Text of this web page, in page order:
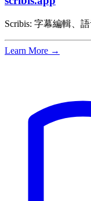
Scribis: 字幕編輯、
Learn More →